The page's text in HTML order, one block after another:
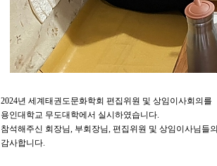
2024년 세계태권도문화학회 편집위원 및 상임이사회의를
용인대학교 무도대학에서 실시하였습니다.
참석해주신 회장님, 부회장님, 편집위원 및 상임이사님들의
감사합니다.